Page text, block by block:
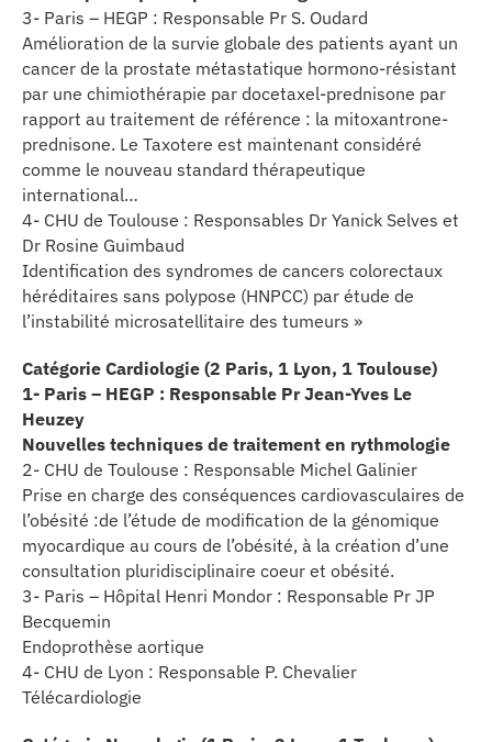
3- Paris – HEGP : Responsable Pr S. Oudard
Amélioration de la survie globale des patients ayant un
cancer de la prostate métastatique hormono-résistant
par une chimiothérapie par docetaxel-prednisone par
rapport au traitement de référence : la mitoxantrone-
prednisone. Le Taxotere est maintenant considéré
comme le nouveau standard thérapeutique
international…
4- CHU de Toulouse : Responsables Dr Yanick Selves et
Dr Rosine Guimbaud
Identification des syndromes de cancers colorectaux
héréditaires sans polypose (HNPCC) par étude de
l’instabilité microsatellitaire des tumeurs »
Catégorie Cardiologie (2 Paris, 1 Lyon, 1 Toulouse)
1- Paris – HEGP : Responsable Pr Jean-Yves Le
Heuzey
Nouvelles techniques de traitement en rythmologie
2- CHU de Toulouse : Responsable Michel Galinier
Prise en charge des conséquences cardiovasculaires de
l’obésité :de l’étude de modification de la génomique
myocardique au cours de l’obésité, à la création d’une
consultation pluridisciplinaire coeur et obésité.
3- Paris – Hôpital Henri Mondor : Responsable Pr JP
Becquemin
Endoprothèse aortique
4- CHU de Lyon : Responsable P. Chevalier
Télécardiologie